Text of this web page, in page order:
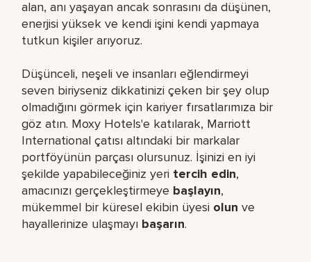
alan, anı yaşayan ancak sonrasını da düşünen,
enerjisi yüksek ve kendi işini kendi yapmaya
tutkun kişiler arıyoruz.
Düşünceli, neşeli ve insanları eğlendirmeyi
seven biriyseniz dikkatinizi çeken bir şey olup
olmadığını görmek için kariyer fırsatlarımıza bir
göz atın. Moxy Hotels'e katılarak, Marriott
International çatısı altındaki bir markalar
portföyünün parçası olursunuz. İşinizi en iyi
şekilde yapabileceğiniz yeri​ tercih edin,
amacınızı gerçekleştirmeye başlayın,
mükemmel bir küresel​ ekibin üyesi olun ve
hayallerinize ulaşmayı başarın.